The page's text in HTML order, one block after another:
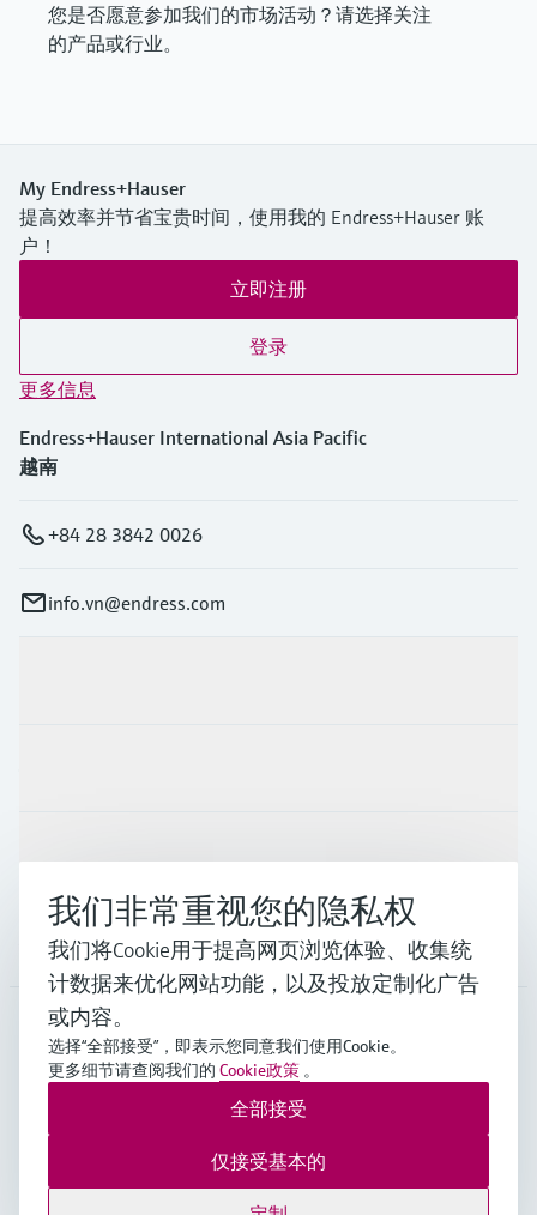
您是否愿意参加我们的市场活动？请选择关注
的产品或行业。
My Endress+Hauser
提高效率并节省宝贵时间，使用我的 Endress+Hauser 账
户！
立即注册
登录
更多信息
Endress+Hauser International Asia Pacific
越南
+84 28 3842 0026
info.vn@endress.com
公司
APS•中文
Endress+Hauser Group Services AG ©版权所有
数据保护General Terms and Conditions
我们非常重视您的隐私权
我们将Cookie用于提高网页浏览体验、收集统
计数据来优化网站功能，以及投放定制化广告
或内容。
选择“全部接受”，即表示您同意我们使用Cookie。
更多细节请查阅我们的 Cookie政策 。
仅接受基本的
全部接受